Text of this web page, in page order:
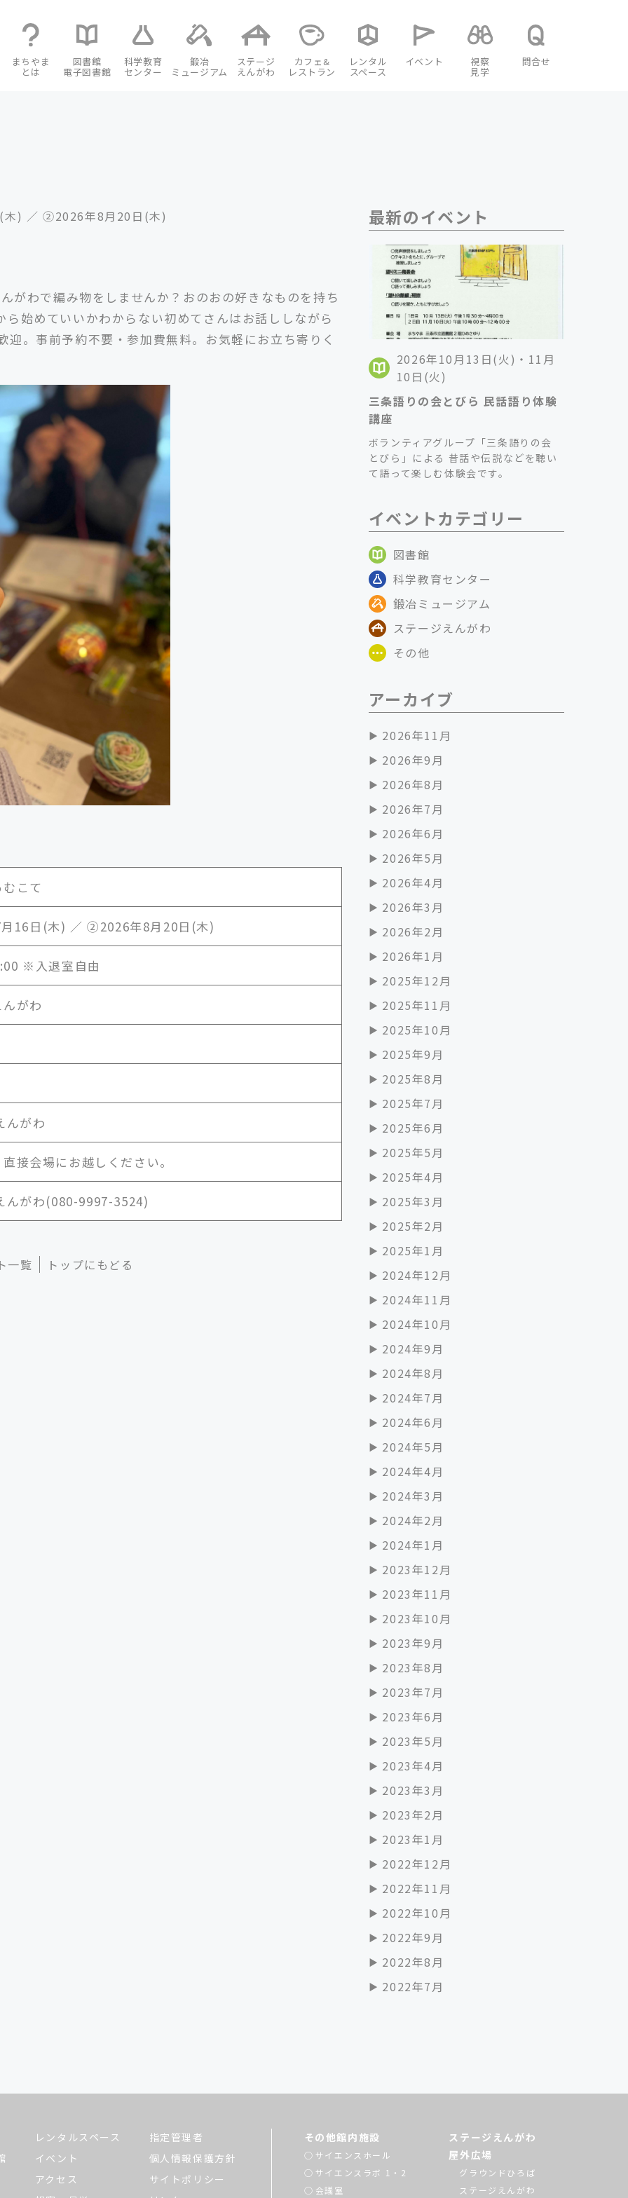
まちやま
とは
図書館
電子図書館
科学教育
センター
鍛冶
ミュージアム
ステージ
えんがわ
カフェ&
レストラン
レンタル
スペース
イベント 視察
見学
問合せ
) ／ ②2026年8月20日(木)
がわで編み物をしませんか？おのおの好きなものを持ち
始めていいかわからない初めてさんはお話ししながら
。事前予約不要・参加費無料。お気軽にお立ち寄りく
こて
16日(木) ／ ②2026年8月20日(木)
※入退室自由
がわ
んがわ
接会場にお越しください。
んがわ(080-9997-3524)
一覧 トップにもどる
最新のイベント
2026年10月13日(火)・11月
10日(火)
三条語りの会とびら 民話語り体験
講座
ボランティアグループ「三条語りの会
とびら」による 昔話や伝説などを聴い
て語って楽しむ体験会です。
イベントカテゴリー
図書館
科学教育センター
鍛冶ミュージアム
ステージえんがわ
その他
アーカイブ
2026年11月
2026年9月
2026年8月
2026年7月
2026年6月
2026年5月
2026年4月
2026年3月
2026年2月
2026年1月
2025年12月
2025年11月
2025年10月
2025年9月
2025年8月
2025年7月
2025年6月
2025年5月
2025年4月
2025年3月
2025年2月
2025年1月
2024年12月
2024年11月
2024年10月
2024年9月
2024年8月
2024年7月
2024年6月
2024年5月
2024年4月
2024年3月
2024年2月
2024年1月
2023年12月
2023年11月
2023年10月
2023年9月
2023年8月
2023年7月
2023年6月
2023年5月
2023年4月
2023年3月
2023年2月
2023年1月
2022年12月
2022年11月
2022年10月
2022年9月
2022年8月
2022年7月
レンタルスペース
イベント
アクセス
指定管理者
個人情報保護方針
サイトポリシー
その他館内施設
サイエンスホール
サイエンスラボ 1・2
会議室
ステージえんがわ
屋外広場
グラウンドひろば
ステージえんがわ